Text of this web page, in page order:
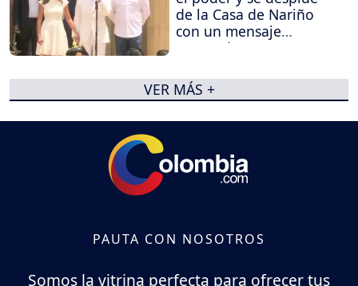
de la Casa de Nariño
con un mensaje
contundente
VER MÁS +
PAUTA CON NOSOTROS
Somos la vitrina perfecta para ofrecer tus